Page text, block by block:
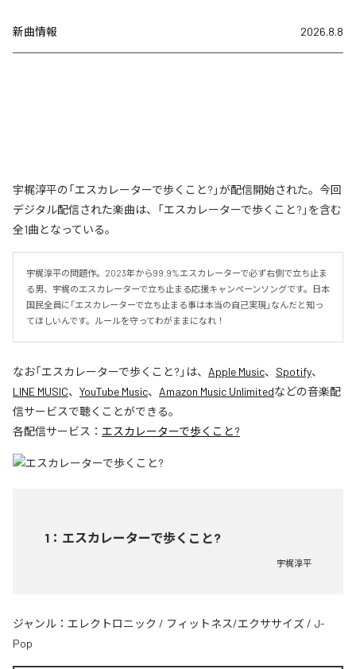
新曲情報 2026.8.8
宇梶淳平の「エスカレーターで歩くこと?」が配信開始された。今回
デジタル配信された楽曲は、「エスカレーターで歩くこと?」を含む
全1曲となっている。
宇梶淳平の問題作。2023年から99.9%エスカレーターで必ず右側で立ち止ま
る男、宇梶のエスカレーターで立ち止まる応援キャンペーンソングです。日本
国民全員に「エスカレーターで立ち止まる事は本当の自己実現」なんだと知っ
てほしいんです。ルールを守ってわがままになれ！
なお「エスカレーターで歩くこと? 」は、 Apple Music、 Spotify、
LINE MUSIC、 YouTube Music、 Amazon Music Unlimitedなどの音楽配
信サービスで聴くことができる。
各配信サービス： エスカレーターで歩くこと?
1 ： エスカレーターで歩くこと?
宇梶淳平
ジャンル： エレクトロニック / フィットネス/エクササイズ / J-
Pop